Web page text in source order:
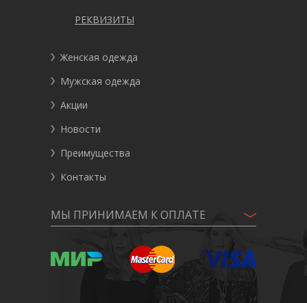
РЕКВИЗИТЫ
Женская одежда
Мужская одежда
Акции
Новости
Преимущества
Контакты
МЫ ПРИНИМАЕМ К ОПЛАТЕ